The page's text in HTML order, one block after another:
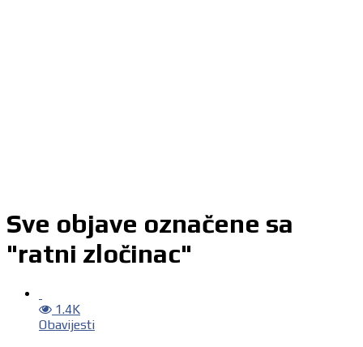
Sve objave označene sa
"ratni zločinac"
1.4K
Obavijesti